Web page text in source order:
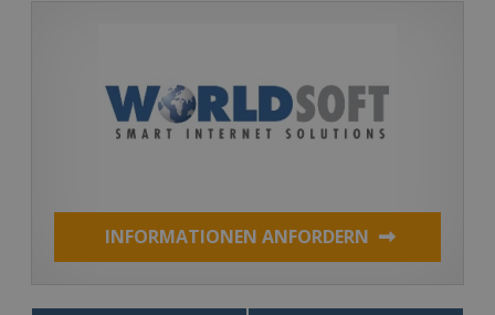
INFORMATIONEN ANFORDERN